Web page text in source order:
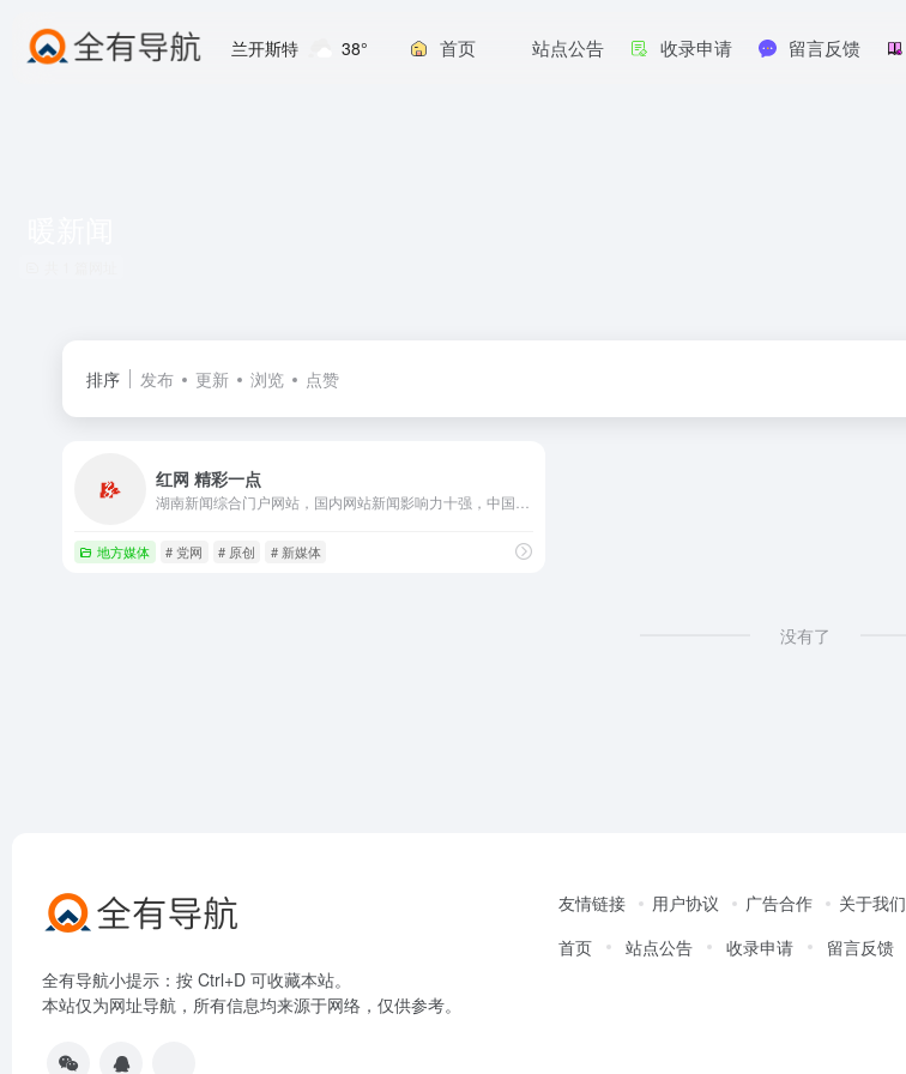
兰开斯特 38° 首页 站点公告 收录申请 留言反馈
排序 发布 更新 浏览 点赞
红网 精彩一点
地方媒体 # 党网 # 原创 # 新媒体
没有了
全有导航小提示：按 Ctrl+D 可收藏本站。
本站仅为网址导航，所有信息均来源于网络，仅供参考。
友情链接 用户协议 广告合作
关于我们
首页
站点公告 收录申请 留言反馈